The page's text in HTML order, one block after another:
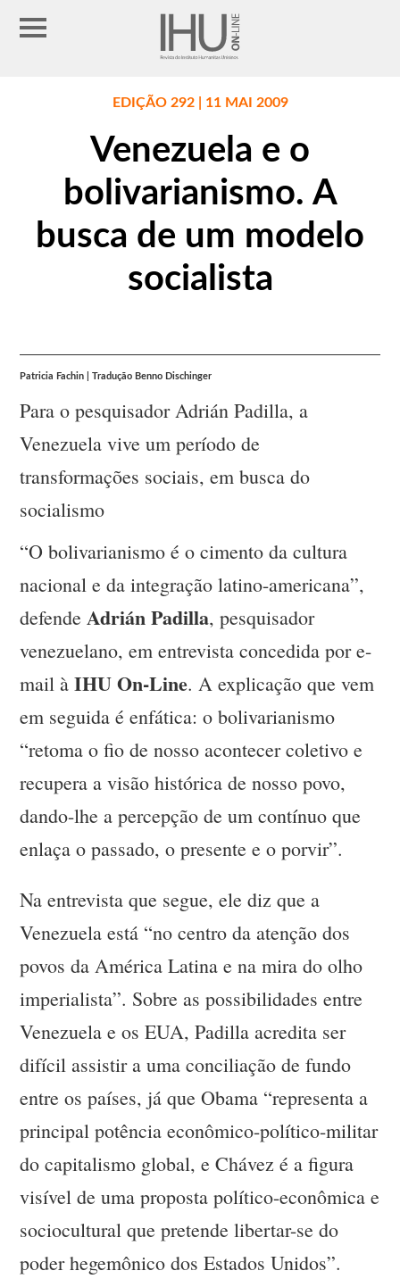
EDIÇÃO 292 | 11 MAI 2009
Venezuela e o
bolivarianismo. A
busca de um modelo
socialista
Patricia Fachin | Tradução Benno Dischinger
Para o pesquisador Adrián Padilla, a
Venezuela vive um período de
transformações sociais, em busca do
socialismo
“O bolivarianismo é o cimento da cultura
nacional e da integração latino-americana”,
defendeAdrián Padilla, pesquisador
venezuelano, em entrevista concedida por e-
mail àIHU On-Line. A explicação que vem
em seguida é enfática: o bolivarianismo
“retoma o fio de nosso acontecer coletivo e
recupera a visão histórica de nosso povo,
dando-lhe a percepção de um contínuo que
enlaça o passado, o presente e o porvir”.
Na entrevista que segue, ele diz que a
Venezuela está “no centro da atenção dos
povos da América Latina e na mira do olho
imperialista”. Sobre as possibilidades entre
Venezuela e os EUA, Padilla acredita ser
difícil assistir a uma conciliação de fundo
entre os países, já que Obama “representa a
principal potência econômico-político-militar
do capitalismo global, e Chávez é a figura
visível de uma proposta político-econômica e
sociocultural que pretende libertar-se do
poder hegemônico dos Estados Unidos”.